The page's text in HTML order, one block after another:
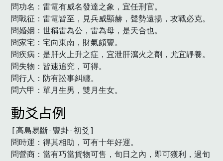
問功名：雷電有威名發達之象，宜任刑官。
問戰征：雷電皆至，見兵威顯赫，聲勢遠揚，攻戰必克。
問婚姻：世稱雷為公，雷為母，是天合也。
問家宅：宅向東南，財氣頗豐。
問疾病：是肝火上升之症，宜泄肝瀉火之劑，尤宜靜養。
問失物：皆速追究，可得。
問行人：防有訟事糾纏。
問六甲：單月生男，雙月生女。
動爻占例
[高島易斷-豐卦-初爻]
問時運：得其相助，可有十年好運。
問營商：當有巧當貨物可售，旬日之內，即可獲利，過旬